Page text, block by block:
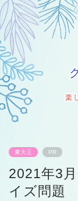
楽
東大王 PR
2021年3
イズ問題